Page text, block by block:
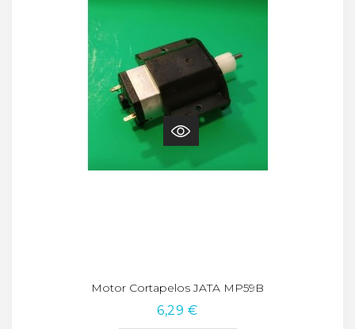
Motor Cortapelos JATA MP59B
6,29 €